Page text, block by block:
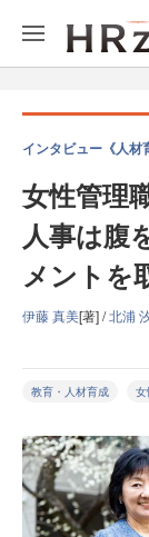
インタビュー《人材
女性管理
人事は腹
メントを
伊藤 真美[著] /北浦
教育・人材育成